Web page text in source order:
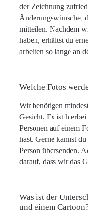
der Zeichnung
Änderungswünsche,
mitteilen. Nachdem
haben, erhältst du
arbeiten so lange an
Welche Fotos
Wir benötigen
Gesicht. Es ist
Personen auf einem
hast. Gerne kannst
Person übersenden.
darauf, dass wir das
Was ist der
und einem Cartoon?